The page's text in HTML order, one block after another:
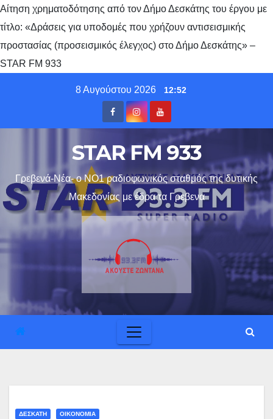
Αίτηση χρηματοδότησης από τον Δήμο Δεσκάτης του έργου με
τίτλο: «Δράσεις για υποδομές που χρήζουν αντισεισμικής
προστασίας (προσεισμικός έλεγχος) στο Δήμο Δεσκάτης» –
STAR FM 933
8 Αυγούστου 2026 12:52
STAR FM 933
Γρεβενά-Νέα- ο ΝΟ1 ραδιοφωνικός σταθμός της δυτικής
Μακεδονίας με έδρα τα Γρεβενα
ΔΕΣΚΑΤΗ ΟΙΚΟΝΟΜΙΑ